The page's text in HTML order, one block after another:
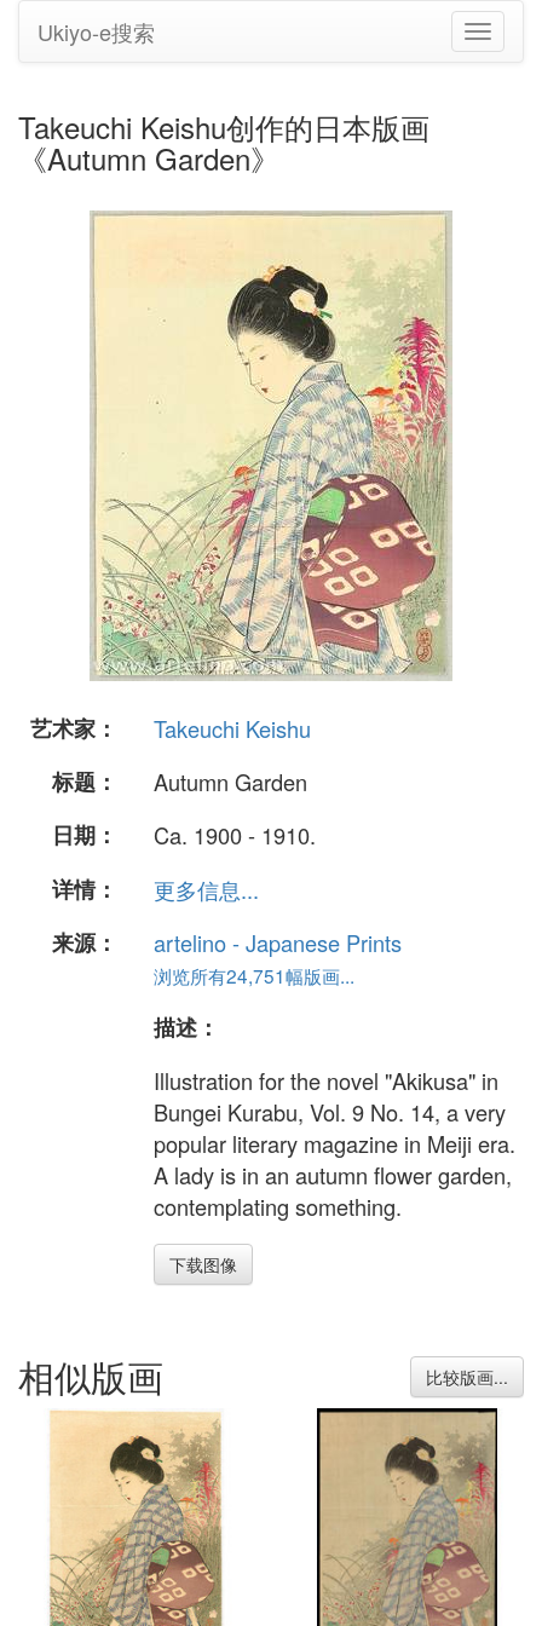
切
换
Ukiyo-e搜索
Takeuchi Keishu创作的日本版画
《Autumn Garden》
艺术家：
Takeuchi Keishu
标题：
Autumn Garden
日期：
Ca. 1900 - 1910.
详情：
更多信息...
来源：
artelino - Japanese Prints
浏览所有24,751幅版画...
描述：
Illustration for the novel "Akikusa" in
Bungei Kurabu, Vol. 9 No. 14, a very
popular literary magazine in Meiji era.
A lady is in an autumn flower garden,
contemplating something.
下载图像
相似版画 比较版画...